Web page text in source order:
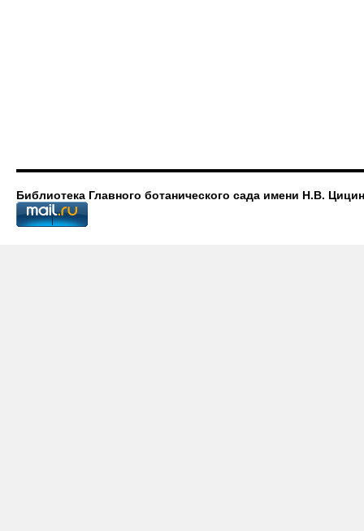
Библиотека Главного ботанического сада имени Н.В.